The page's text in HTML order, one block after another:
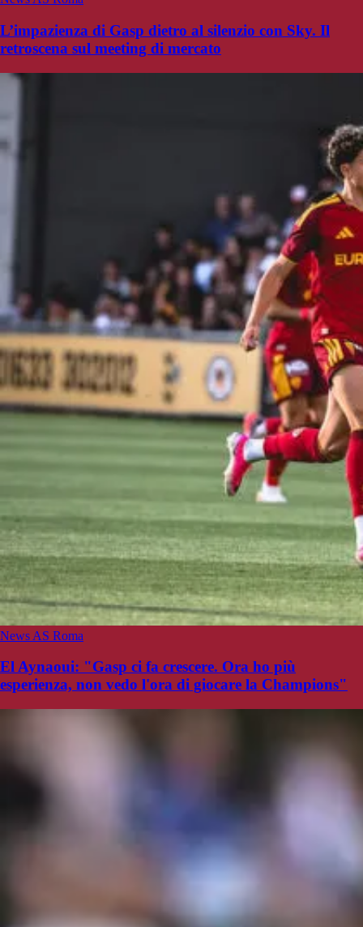
L’impazienza di Gasp dietro al silenzio con Sky. Il
retroscena sul meeting di mercato
News AS Roma
El Aynaoui: "Gasp ci fa crescere. Ora ho più
esperienza, non vedo l'ora di giocare la Champions"